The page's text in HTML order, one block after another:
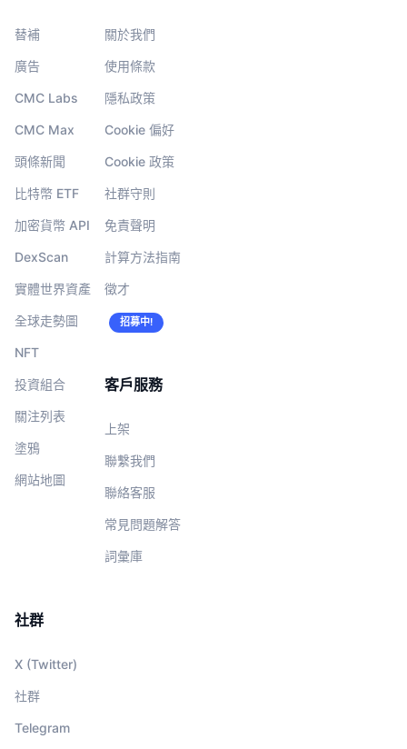
替補
廣告
CMC Labs
CMC Max
頭條新聞
比特幣 ETF
加密貨幣 API
DexScan
實體世界資產
全球走勢圖
NFT
投資組合
關注列表
塗鴉
網站地圖
關於我們
使用條款
隱私政策
Cookie 偏好
Cookie 政策
社群守則
免責聲明
計算方法指南
徵才
招募中!
客戶服務
上架
聯繫我們
聯絡客服
常見問題解答
詞彙庫
社群
X (Twitter)
社群
Telegram